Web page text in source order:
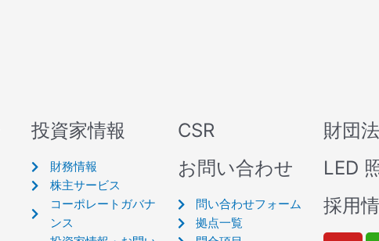
投資家情報
財務情報
株主サービス
コーポレートガバナ
ンス
CSR
お問い合わせ
問い合わせフォーム
拠点一覧
財団
LED
採用